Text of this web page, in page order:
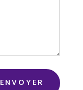
ENVOYER